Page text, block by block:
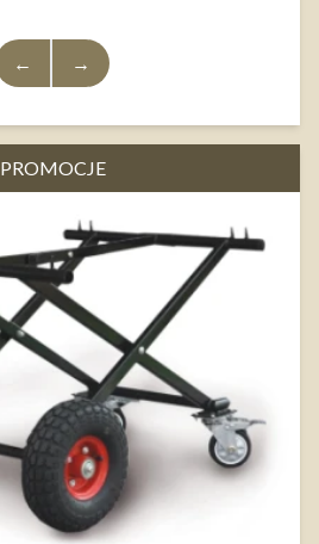
← →
PROMOCJE